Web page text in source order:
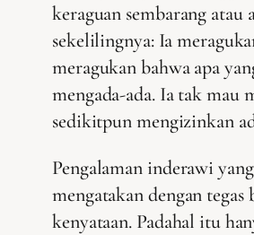
keraguan sembarang atau
sekelilingnya: Ia
meragukan bahwa apa
mengada-ada. Ia tak mau
sedikitpun mengizinkan
Pengalaman inderawi
mengatakan dengan
kenyataan. Padahal itu